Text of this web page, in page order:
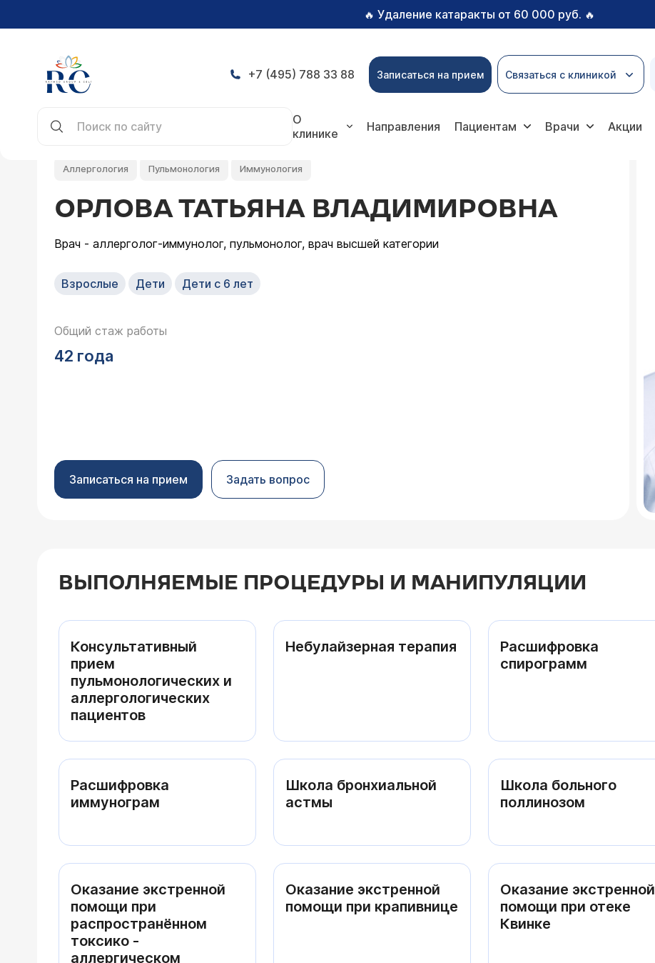
🔥 Удаление катаракты от 60 000 руб. 🔥
+7 (495) 788 33 88 Записаться на прием Связаться с клиникой
О
клинике
Направления Пациентам Врачи Акции
Аллергология Пульмонология Иммунология
ОРЛОВА ТАТЬЯНА ВЛАДИМИРОВНА
Врач - аллерголог-иммунолог, пульмонолог, врач высшей категории
Взрослые Дети Дети с 6 лет
Общий стаж работы
42 года
Записаться на прием Задать вопрос
ВЫПОЛНЯЕМЫЕ ПРОЦЕДУРЫ И МАНИПУЛЯЦИИ
Консультативный
прием
пульмонологических и
аллергологических
пациентов
Небулайзерная терапия
Расшифровка
спирограмм
Расшифровка
иммунограм
Школа бронхиальной
астмы
Школа больного
поллинозом
Оказание экстренной
помощи при
распространённом
токсико -
аллергическом
Оказание экстренной
помощи при крапивнице
Оказание экстренной
помощи при отеке
Квинке